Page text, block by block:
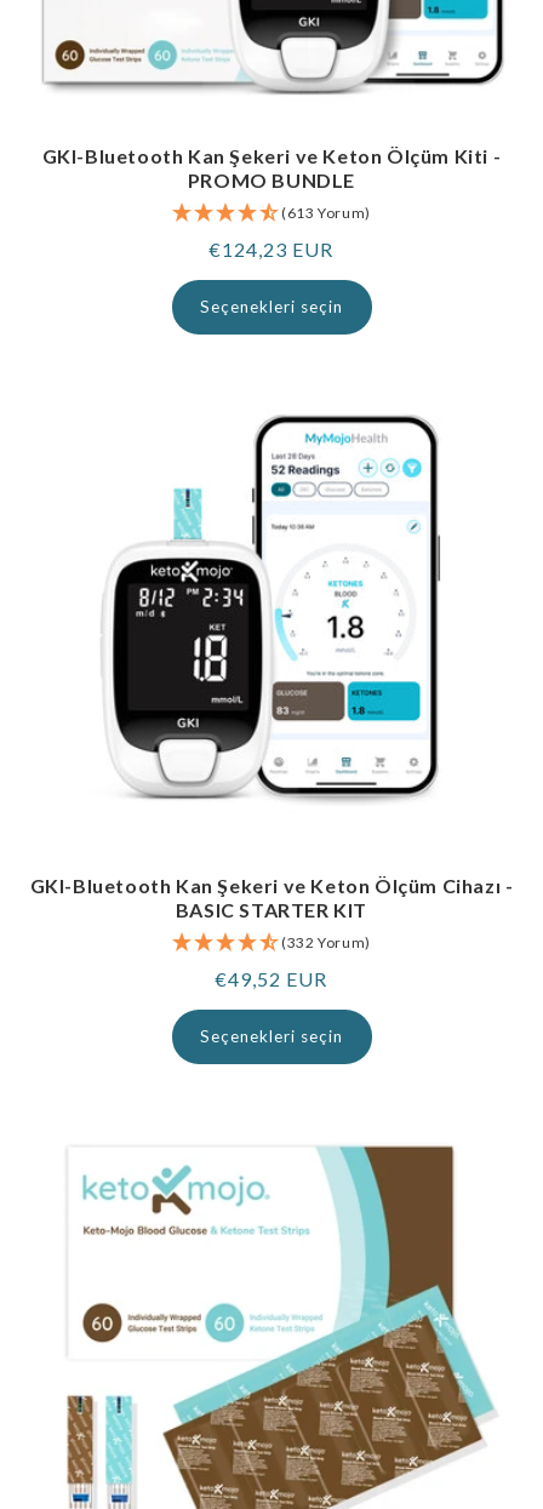
GKI-Bluetooth Kan Şekeri ve Keton Ölçüm Kiti -
PROMO BUNDLE
(613 Yorum)
Normal
fiyat
€124,23 EUR
Seçenekleri seçin
GKI-Bluetooth Kan Şekeri ve Keton Ölçüm Cihazı -
BASIC STARTER KIT
(332 Yorum)
Normal
fiyat
€49,52 EUR
Seçenekleri seçin